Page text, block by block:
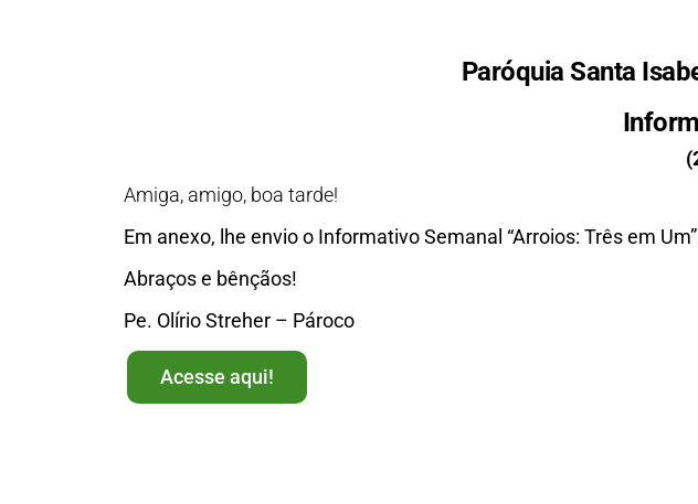
Paróquia Santa
Amiga, amigo, boa tarde!
Em anexo, lhe envio o Informativo Semanal “Arroios: Três em
Abraços e bênçãos!
Pe. Olírio Streher – Pároco
Acesse aqui!